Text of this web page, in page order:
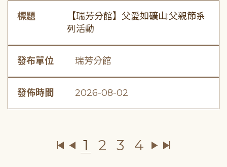
標題
【瑞芳分館】父愛如礦山:父親節系
列活動
發布單位 瑞芳分館
發佈時間 2026-08-02
1 2 3 4